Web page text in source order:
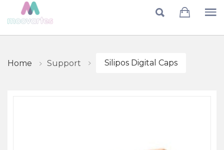
Skip to main content
Home Support Silipos Digital Caps